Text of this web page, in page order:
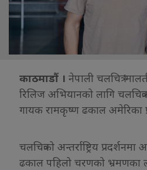
काठमाडौं । नेपाली चलचित्र
रिलिज अभियानको लागि
गायक रामकृष्ण ढकाल अमेरिका
चलचित्रको अन्तर्राष्ट्रिय
ढकाल पहिलो चरणको भ्रमणका